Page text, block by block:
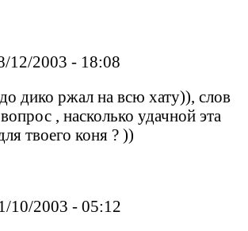
12/2003 - 18:08
дико ржал на всю хату)), слов
, насколько удачной эта
твоего коня ? ))
10/2003 - 05:12